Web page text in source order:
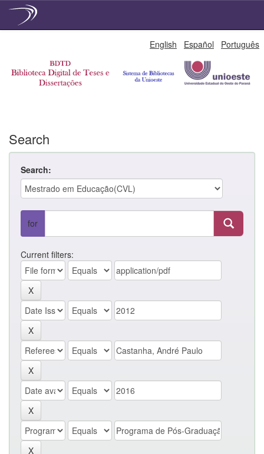
English Español Português
Search
Search:
for
Current filters: